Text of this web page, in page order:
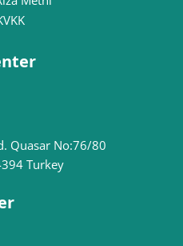
Quasar No:76/80
Turkey